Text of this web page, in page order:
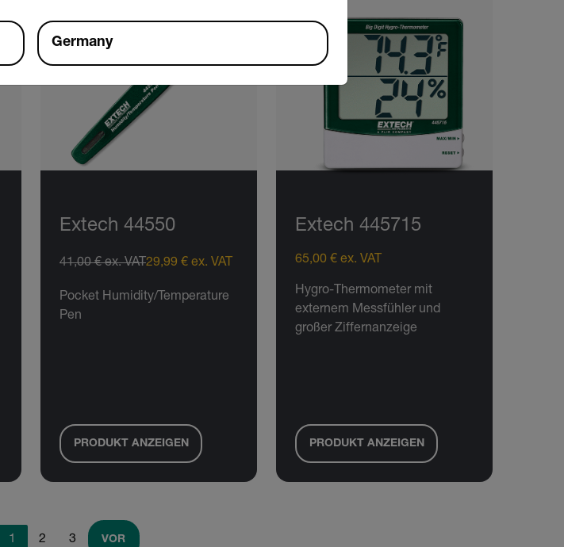
Extech 44550
41,00 € ex. VAT29,99 € ex. VAT
Pocket Humidity/Temperature
Pen
PRODUKT ANZEIGEN
Extech 445715
65,00 € ex. VAT
Hygro-Thermometer mit
externem Messfühler und
großer Ziffernanzeige
PRODUKT ANZEIGEN
1 2 3 VOR
Germany